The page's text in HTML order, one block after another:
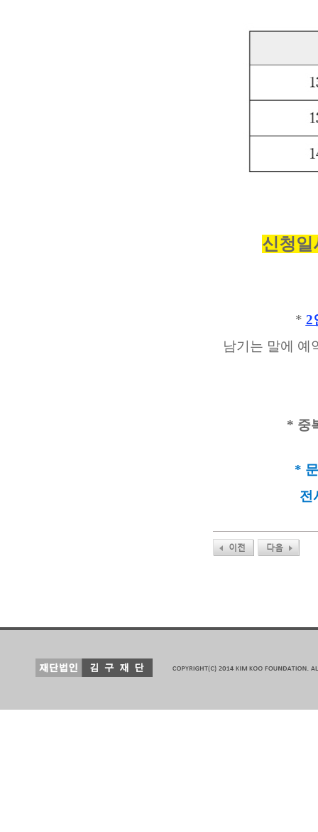
신청일
* 2
남기는 말에 예
* 중
*
전
이전 다음